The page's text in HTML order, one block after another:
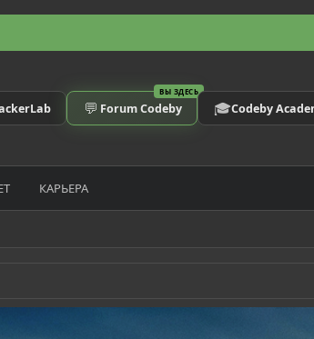
ВЫ ЗДЕСЬ
💬 Forum Codeby 🎓Codeby
КАРЬЕРА